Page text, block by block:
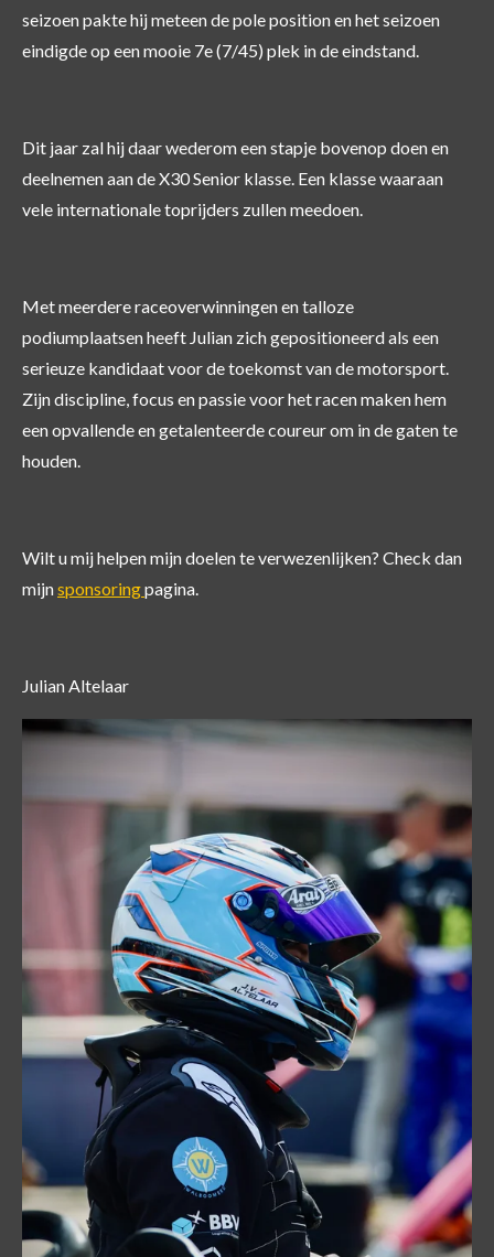
seizoen pakte hij meteen de pole position en het seizoen
eindigde op een mooie 7e (7/45) plek in de eindstand.
Dit jaar zal hij daar wederom een stapje bovenop doen en
deelnemen aan de X30 Senior klasse. Een klasse waaraan
vele internationale toprijders zullen meedoen.
Met meerdere raceoverwinningen en talloze
podiumplaatsen heeft Julian zich gepositioneerd als een
serieuze kandidaat voor de toekomst van de motorsport.
Zijn discipline, focus en passie voor het racen maken hem
een opvallende en getalenteerde coureur om in de gaten te
houden.
Wilt u mij helpen mijn doelen te verwezenlijken? Check dan
mijnsponsoringpagina.
Julian Altelaar